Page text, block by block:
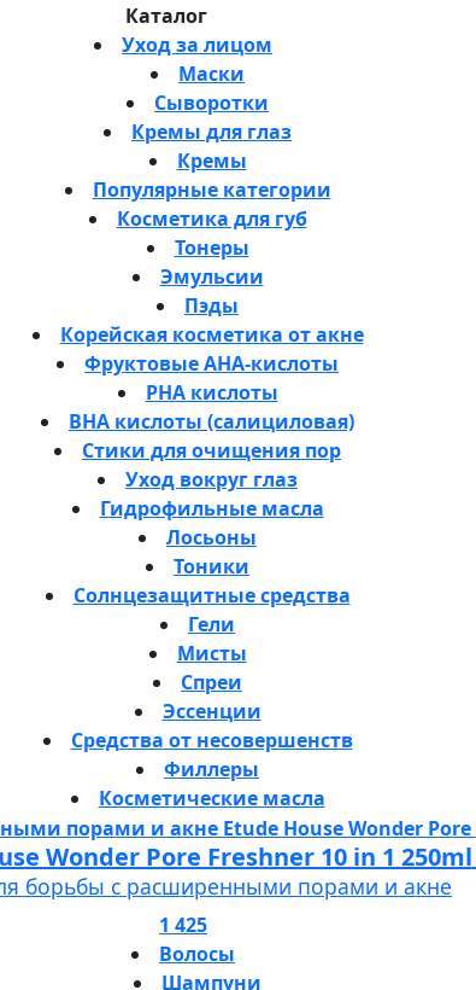
Каталог
Уход за лицом
Маски
Сыворотки
Кремы для глаз
Кремы
Популярные категории
Косметика для губ
Тонеры
Эмульсии
Пэды
Корейская косметика от акне
Фруктовые AHA-кислоты
PHA кислоты
BHA кислоты (салициловая)
Стики для очищения пор
Уход вокруг глаз
Гидрофильные масла
Лосьоны
Тоники
Солнцезащитные средства
Гели
Мисты
Спреи
Эссенции
Средства от несовершенств
Филлеры
Косметические масла
Wonder Pore Freshner 10 in 1 250ml
борьбы с расширенными порами и акне
1 425
Волосы
Шампуни